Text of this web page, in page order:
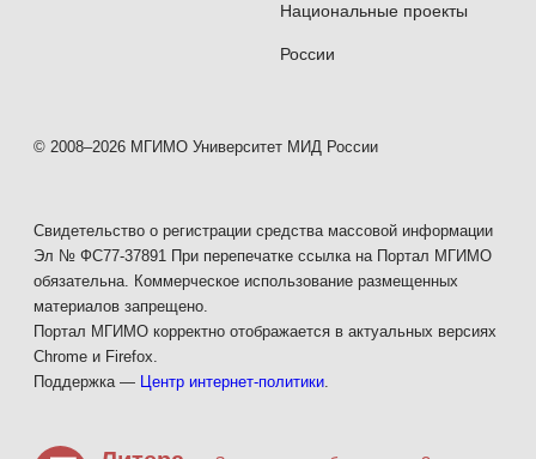
государственных структурах; также
стажировкив зарубежных вузах).
Последнее обновление — май 2026
Национальные проекты
России
© 2008–2026 МГИМО Университет МИД России
Свидетельство о регистрации средства массовой информации
Эл № ФС77-37891 При перепечатке ссылка на Портал МГИМО
обязательна. Коммерческое использование размещенных
материалов запрещено.
Портал МГИМО корректно отображается в актуальных версиях
Chrome и Firefox.
Поддержка — Центр интернет-политики.